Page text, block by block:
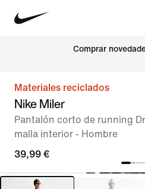
Comprar
Materiales reciclados
Nike Miler
Pantalón corto de running
malla interior - Hombre
39,99 €